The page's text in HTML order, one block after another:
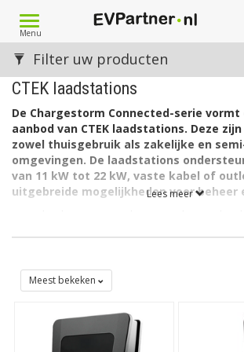
Toggle
navigation
Menu
CTEK laadstations
De Chargestorm Connected-serie
aanbod van CTEK laadstations. Deze
zowel thuisgebruik als zakelijke en
omgevingen. De laadstations
van 11 kW tot 22 kW, vaste kabel of
uitgebreide mogelijkheden voor beheer
meerdere laadpunten en gebruikers.
Alle merken laadstations
Lees meer
Filter uw producten
Meest bekeken